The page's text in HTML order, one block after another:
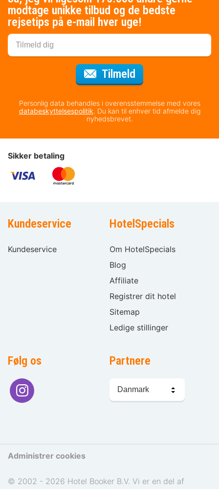
modtage unikke tilbud og de bedste
rejsetips på e-mail hver uge!
Tilmeld
Personlig data behandles i overensstemmelse med vores
databeskyttelsespolitik. Du kan til enhver tid afmelde dig
nyhedsbrevet.
Sikker betaling
Kundeservice
Kundeservice
HotelSpecials
Om HotelSpecials
Blog
Affiliate
Registrer dit hotel
Sitemap
Ledige stillinger
Følg os Partnere
Administrer cookies
© 2002 - 2026 Hotel Booker B.V. Vi er en del af